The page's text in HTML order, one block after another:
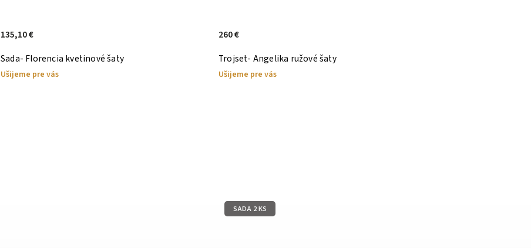
Sada- Florencia kvetinové šaty
Ušijeme pre vás
135,10 €
Trojset- Angelika ružové šaty
Ušijeme pre vás
260 €
SADA 2 KS